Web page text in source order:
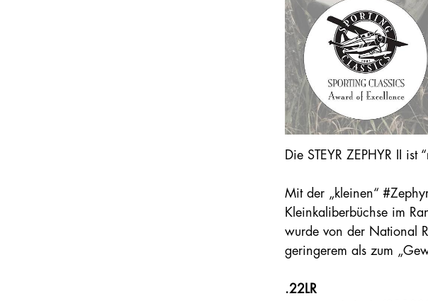
Die STEYR ZEPHYR II
Mit der „kleinen“
Kleinkaliberbüchse im
wurde von der National
geringerem als zum
.22LR